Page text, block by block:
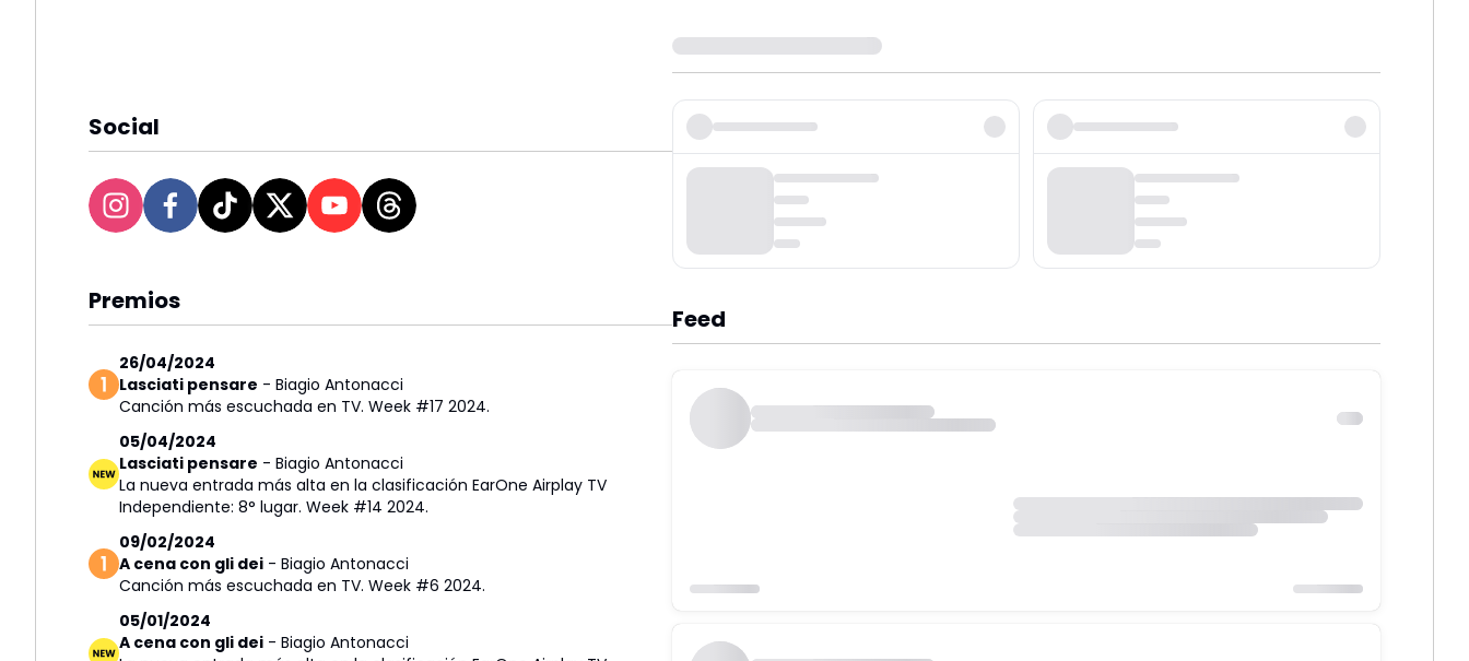
Social
Premios
26/04/2024
Lasciati pensare - Biagio Antonacci
Canción más escuchada en TV. Week #17 2024.
05/04/2024
Lasciati pensare - Biagio Antonacci
La nueva entrada más alta en la clasificación EarOne Airplay TV
Independiente: 8° lugar. Week #14 2024.
09/02/2024
A cena con gli dei - Biagio Antonacci
Canción más escuchada en TV. Week #6 2024.
05/01/2024
A cena con gli dei - Biagio Antonacci
Feed